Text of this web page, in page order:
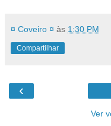
¤ Coveiro ¤ às 1:30 PM
Compartilhar
‹
Ver